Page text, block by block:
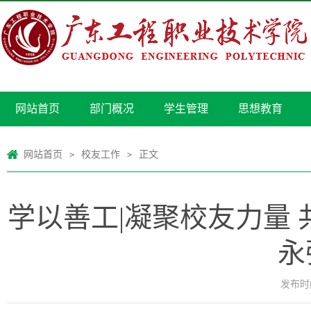
网站首页 部门概况 学生管理 思想教育
网站首页 > 校友工作 > 正文
学以善工|凝聚校友力
发布时